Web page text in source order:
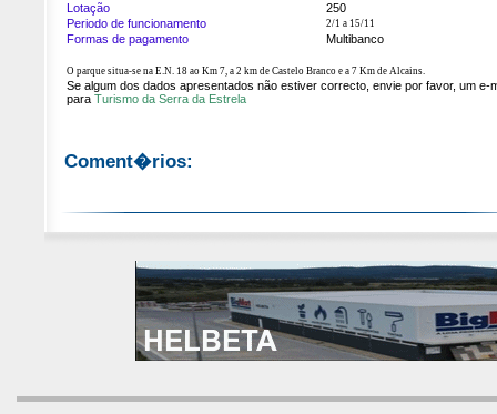
Lotação
250
Periodo de funcionamento
2/1 a 15/11
Formas de pagamento Multibanco
O parque situa-se na E.N. 18 ao Km 7, a 2 km de Castelo Branco e a 7 Km de Alcains.
Se algum dos dados apresentados não estiver correcto, envie por favor, um e-
para Turismo da Serra da Estrela
Coment�rios: